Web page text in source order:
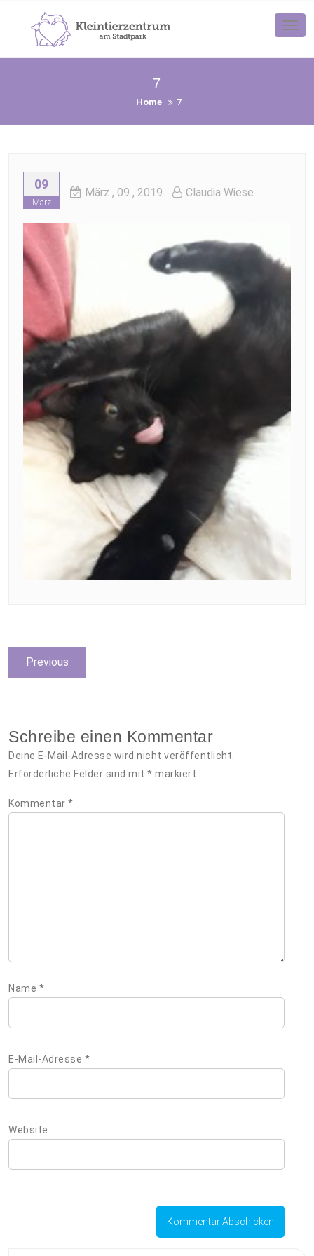
content
7
Home 7
09
März
März , 09 , 2019 Claudia Wiese
Beitragsnavigation
Previous
post:
Schreibe einen Kommentar
Deine E-Mail-Adresse wird nicht veröffentlicht.
Erforderliche Felder sind mit * markiert
Kommentar *
Name *
E-Mail-Adresse *
Website